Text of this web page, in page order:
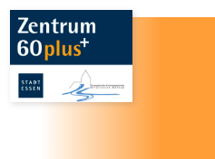
Zum
Inhalt
springen